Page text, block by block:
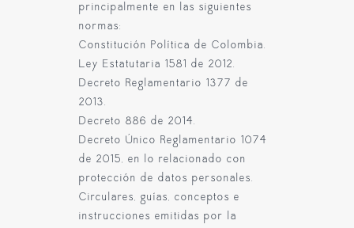
principalmente en las siguientes
normas:
Constitución Política de Colombia.
Ley Estatutaria 1581 de 2012.
Decreto Reglamentario 1377 de
2013.
Decreto 886 de 2014.
Decreto Único Reglamentario 1074
de 2015, en lo relacionado con
protección de datos personales.
Circulares, guías, conceptos e
instrucciones emitidas por la